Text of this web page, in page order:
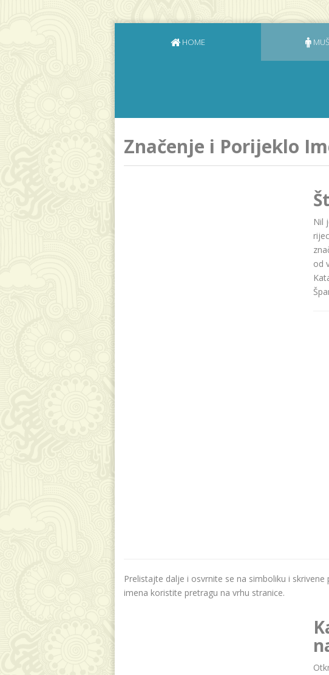
HOME
Značenje i Porijeklo
Nil
od
Prelistajte dalje i osvrnite se na simboliku i
imena koristite pretragu na vrhu stranice.